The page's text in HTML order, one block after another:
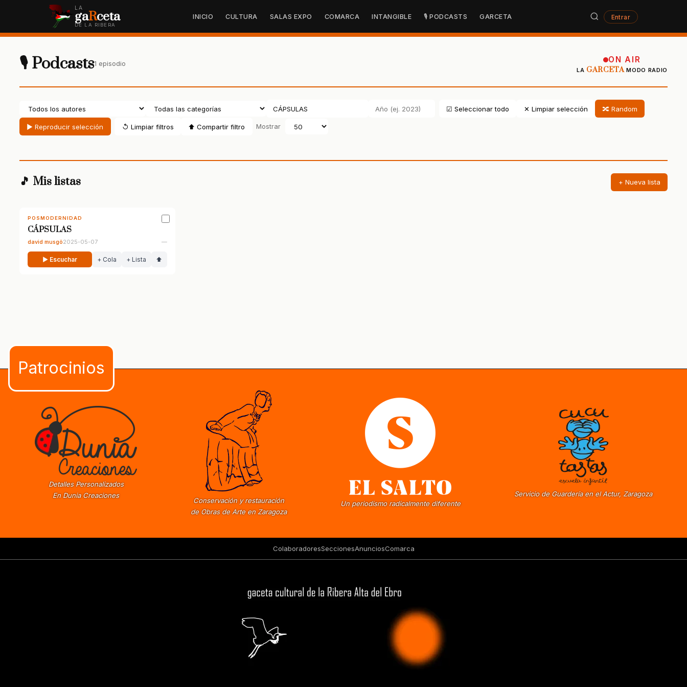
LA
gaRceta
DE LA RIBERA
INICIO CULTURA SALAS EXPO COMARCA INTANGIBLE 🎙 PODCASTS GARCETA Entrar
🎙 Podcasts1 episodio ON AIR
LA GARCETAMODO RADIO
☑ Seleccionar todo ✕ Limpiar selección 🔀 Random
▶ Reproducir selección ↺ Limpiar filtros ⬆ Compartir filtro Mostrar
🎵 Mis listas + Nueva lista
POSMODERNIDAD
CÁPSULAS
david musgö2025-05-07 —
▶ Escuchar + Cola + Lista ⬆
Detalles Personalizados
En Dunia Creaciones
Conservación y restauración
de Obras de Arte en Zaragoza
Un periodismo radicalmente diferente
Servicio de Guardería en el Actur, Zaragoza
ColaboradoresSeccionesAnunciosComarca